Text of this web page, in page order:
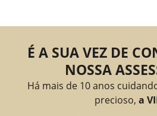
É A SUA VEZ DE
NOSSA
Há mais de 10 anos
precioso, a